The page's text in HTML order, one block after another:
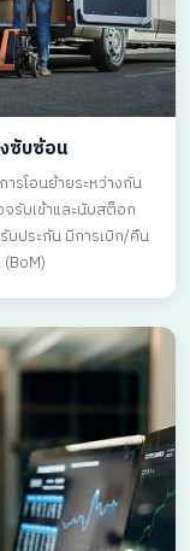
ซับซ้อน
รโอนย้ายระหว่างกัน
รับเข้าและนับสต็อก
บประกัน มีการเบิก/คืน